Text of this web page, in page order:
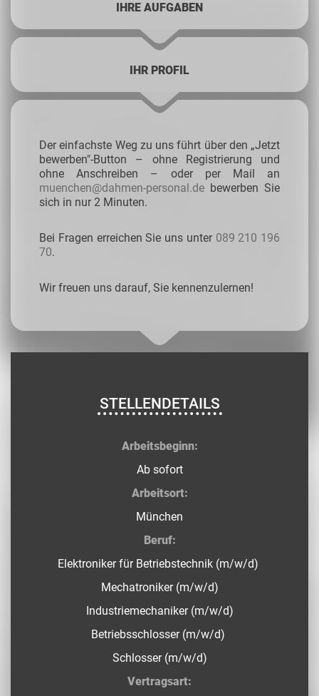
IHRE AUFGABEN
IHR PROFIL
Der einfachste Weg zu uns führt über den „Jetzt
bewerben"-Button – ohne Registrierung und
ohne Anschreiben – oder per Mail an
muenchen@dahmen-personal.de bewerben Sie
sich in nur 2 Minuten.
Bei Fragen erreichen Sie uns unter 089 210 196
70.
Wir freuen uns darauf, Sie kennenzulernen!
STELLENDETAILS
Arbeitsbeginn:
Ab sofort
Arbeitsort:
München
Beruf:
Elektroniker für Betriebstechnik (m/w/d)
Mechatroniker (m/w/d)
Industriemechaniker (m/w/d)
Betriebsschlosser (m/w/d)
Schlosser (m/w/d)
Vertragsart: